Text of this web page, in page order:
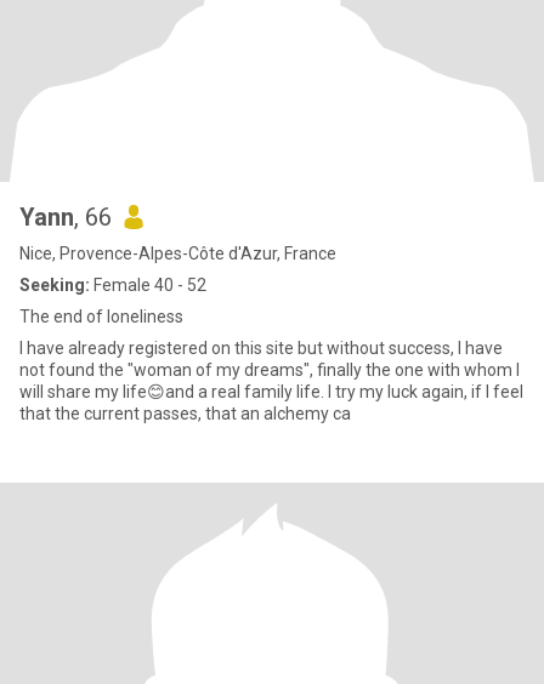
Yann, 66
Nice, Provence-Alpes-Côte d'Azur, France
Seeking: Female 40 - 52
The end of loneliness
I have already registered on this site but without success, I have
not found the "woman of my dreams", finally the one with whom I
will share my life😊and a real family life. I try my luck again, if I feel
that the current passes, that an alchemy ca